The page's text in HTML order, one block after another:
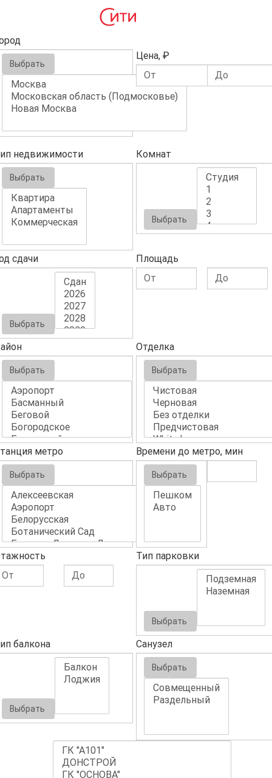
Выбрать
Цена, ₽
недвижимости
Выбрать
Комнат
Выбрать
сдачи
Выбрать
Площадь
Выбрать
Отделка
Выбрать
метро
Выбрать
Времени до метро, мин
Выбрать
Тип парковки
Выбрать
балкона
Выбрать
Санузел
Выбрать